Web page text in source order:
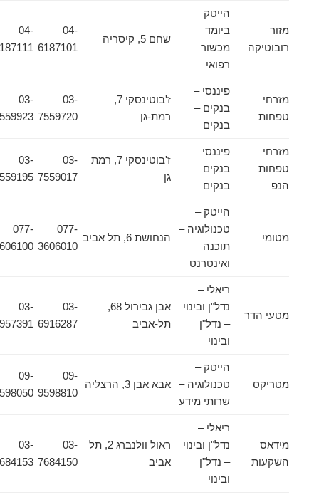
רובוטיקה
הייטק –
ביומד –
מכשור
רפואי
שחם 5, קיסריה
6187101
6187111
מזרחי
טפחות
פיננסי –
בנקים –
בנקים
ז'בוטינסקי 7,
רמת-גן
7559720
7559923
מזרחי
טפחות
פיננסי –
בנקים –
בנקים
ז'בוטינסקי 7, רמת
03-
7559017
7559195
מטומי
הייטק –
טכנולוגיה –
תוכנה
ואינטרנט
הנחושת 6, תל אביב
077-
3606010
077-
3606100
מטעי הדר
ריאלי –
נדל"ן ובינוי
– נדל"ן
ובינוי
אבן גבירול 68,
תל-אביב
6916287
6957391
מטריקס
הייטק –
טכנולוגיה –
שרותי מידע
אבא אבן 3, הרצליה
9598810
9598050
מידאס
השקעות
ריאלי –
נדל"ן ובינוי
– נדל"ן
ובינוי
ראול וולנברג 2, תל
אביב
03-
7684150
7684153